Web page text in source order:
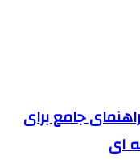
جامع برای
ای